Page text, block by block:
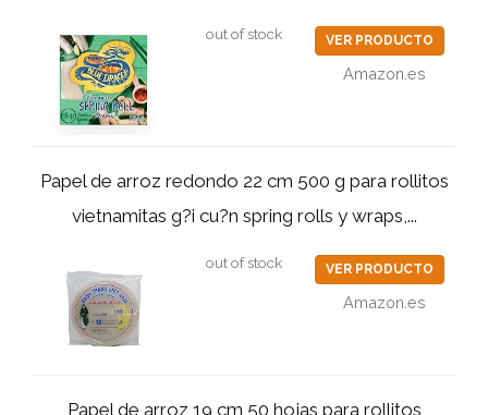
out of stock VER PRODUCTO
Amazon.es
Papel de arroz redondo 22 cm 500 g para rollitos
vietnamitas g?i cu?n spring rolls y wraps,...
out of stock VER PRODUCTO
Amazon.es
Papel de arroz 19 cm 50 hojas para rollitos